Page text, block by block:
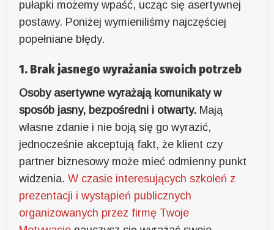
pułapki możemy wpaść, ucząc się asertywnej
postawy. Poniżej wymieniliśmy najczęściej
popełniane błędy.
1. Brak jasnego wyrażania swoich potrzeb
Osoby asertywne wyrażają komunikaty w
sposób jasny, bezpośredni i otwarty. Mają
własne zdanie i nie boją się go wyrazić,
jednocześnie akceptują fakt, że klient czy
partner biznesowy może mieć odmienny punkt
widzenia.W czasie interesujących szkoleń z
prezentacji i wystąpień publicznych
organizowanych przez firmę Twoje